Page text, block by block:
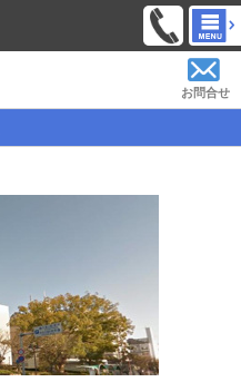
お問合せ